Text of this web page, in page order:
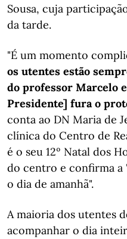
Sousa, cuja
da tarde.
"É um momento
os utentes estão
do professor Marcelo
Presidente] fura o
conta ao DN Maria de
clínica do Centro de
é o seu 12º Natal dos
do centro e confirma a
o dia de amanhã".
A maioria dos utentes
acompanhar o dia